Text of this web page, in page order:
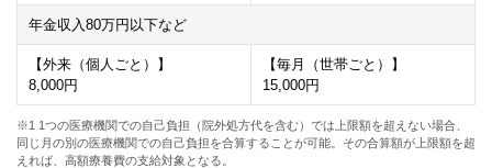
年金収入 80万円以下など
【外来（個人ごと）】
8,000円
【毎月（世帯ごと）】
15,000円
※1 1つの医療機関での自己負担（院外処方代を含む）では上限額を超えない場合、
同じ月の別の医療機関での自己負担を合算することが可能。その合算額が上限額を超
えれば、高額療養費の支給対象となる。